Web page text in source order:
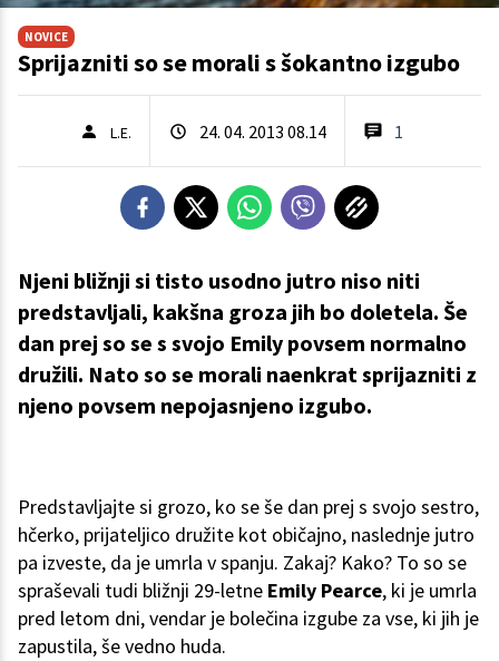
NOVICE
Sprijazniti so se morali s šokantno izgubo
L.E. 24. 04. 2013 08.14 1
Njeni bližnji si tisto usodno jutro niso niti
predstavljali, kakšna groza jih bo doletela. Še
dan prej so se s svojo Emily povsem normalno
družili. Nato so se morali naenkrat sprijazniti z
njeno povsem nepojasnjeno izgubo.
Predstavljajte si grozo, ko se še dan prej s svojo sestro,
hčerko, prijateljico družite kot običajno, naslednje jutro
pa izveste, da je umrla v spanju. Zakaj? Kako? To so se
spraševali tudi bližnji 29-letne Emily Pearce, ki je umrla
pred letom dni, vendar je bolečina izgube za vse, ki jih je
zapustila, še vedno huda.